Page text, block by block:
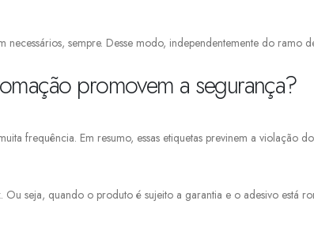
necessários, sempre. Desse modo, independentemente do ramo
promovem a segurança?
frequência. Em resumo, essas etiquetas previnem a violação
Ou seja, quando o produto é sujeito a garantia e o adesivo está